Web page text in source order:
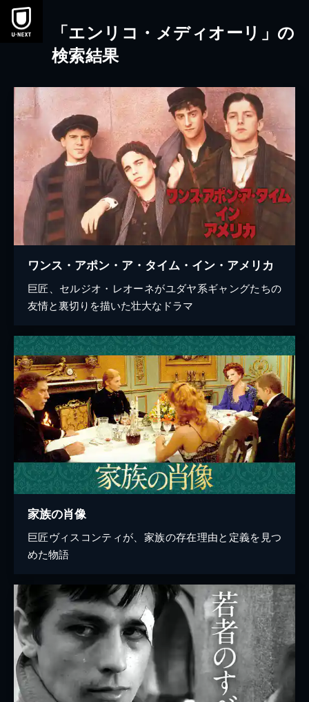
本文へスキップ
「エンリコ・メディオーリ」の
検索結果
ワンス・アポン・ア・タイム・イン・アメリカ
巨匠、セルジオ・レオーネがユダヤ系ギャングたちの
友情と裏切りを描いた壮大なドラマ
家族の肖像
巨匠ヴィスコンティが、家族の存在理由と定義を見つ
めた物語